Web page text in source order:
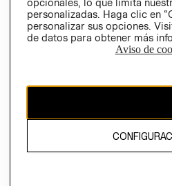
Colombia ($)
CAMBIAR REGIÓN
El contenido de esta página web
propiedad de H&M Hennes & Mauritz
opcionales, lo que limita
personalizadas. Haga clic en
personalizar sus opciones.
de datos para obtener más
Aviso de